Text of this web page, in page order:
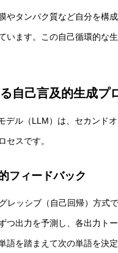
語彙に依存しないwelfare指
やタンパク質など自分を構
います。この自己循環的な
自己言及的生成プ
デル（LLM）は、セカンド
セスです。
フィードバック
レッシブ（自己回帰）方式
つ出力を予測し、各出力ト
語を踏まえて次の単語を決